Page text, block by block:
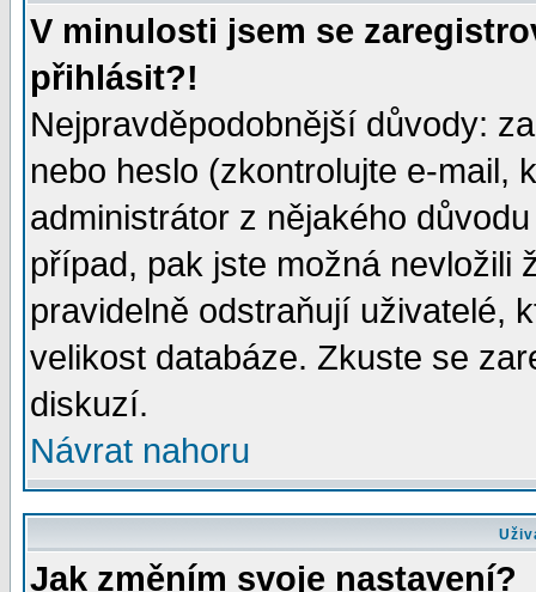
V minulosti jsem se
přihlásit?!
Nejpravděpodobnější důvody:
nebo heslo (zkontrolujte e-mail,
administrátor z nějakého
případ, pak jste možná nevložili
pravidelně odstraňují uživatelé,
velikost databáze. Zkuste se
diskuzí.
Návrat nahoru
Jak změním svoje nastavení?